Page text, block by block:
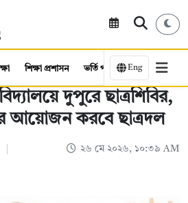
শিক্ষা প্রশাসন ভর্তি পরীক্ষা কর্মসংস্থান
Eng
দুপুরে ছাত্রশিবির,
আয়োজন করবে ছাত্রদল
২৬ মে ২০২৬, ১০:৩৯ AM